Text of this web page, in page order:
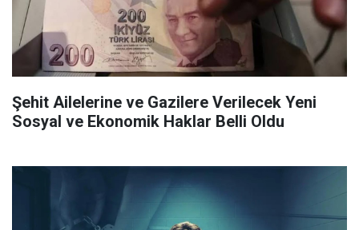
Şehit Ailelerine ve Gazilere Verilecek Yeni
Sosyal ve Ekonomik Haklar Belli Oldu